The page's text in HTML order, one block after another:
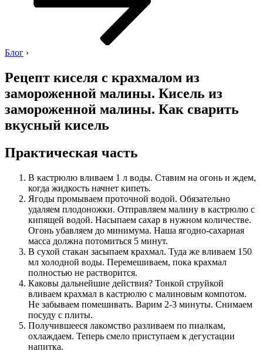
Блог ›
Рецепт киселя с крахмалом из
замороженной малины. Кисель из
замороженной малины. Как сварить
вкусный кисель
Практическая часть
В кастрюлю вливаем 1 л воды. Ставим на огонь и ждем,
когда жидкость начнет кипеть.
Ягоды промываем проточной водой. Обязательно
удаляем плодоножки. Отправляем малину в кастрюлю с
кипящей водой. Насыпаем сахар в нужном количестве.
Огонь убавляем до минимума. Наша ягодно-сахарная
масса должна потомиться 5 минут.
В сухой стакан засыпаем крахмал. Туда же вливаем 150
мл холодной воды. Перемешиваем, пока крахмал
полностью не растворится.
Каковы дальнейшие действия? Тонкой струйкой
вливаем крахмал в кастрюлю с малиновым компотом.
Не забываем помешивать. Варим 2-3 минуты. Снимаем
посуду с плиты.
Получившееся лакомство разливаем по пиалкам,
охлаждаем. Теперь смело приступаем к дегустации
напитка.